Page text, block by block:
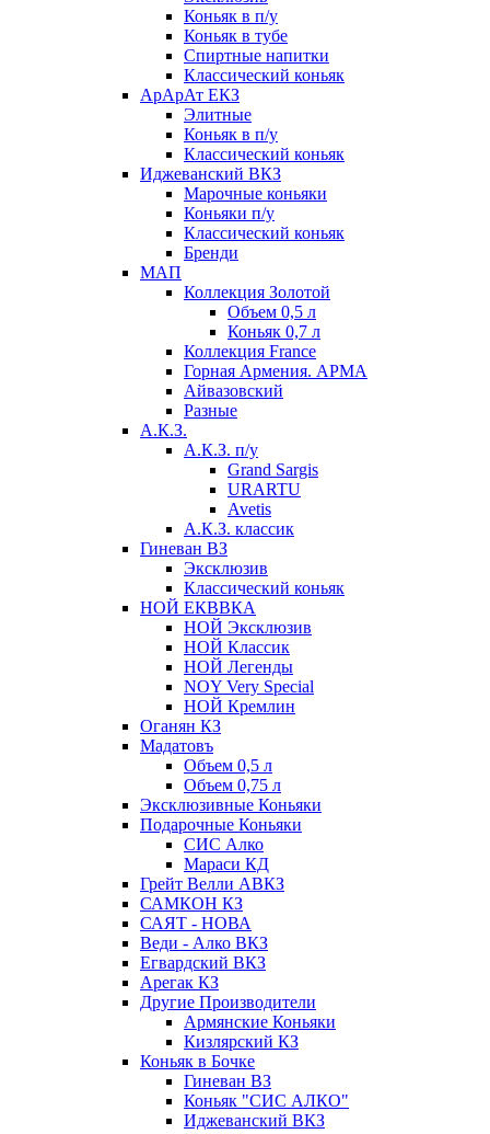
Коньяк в п/у
Коньяк в тубе
Спиртные напитки
Классический коньяк
АрАрАт ЕКЗ
Элитные
Коньяк в п/у
Классический коньяк
Иджеванский ВКЗ
Марочные коньяки
Коньяки п/у
Классический коньяк
Бренди
МАП
Коллекция Золотой
Объем 0,5 л
Коньяк 0,7 л
Коллекция France
Горная Армения. АРМА
Айвазовский
Разные
А.К.З.
А.К.З. п/у
Grand Sargis
URARTU
Avetis
А.К.З. классик
Гиневан ВЗ
Эксклюзив
Классический коньяк
НОЙ ЕКВВКА
НОЙ Эксклюзив
НОЙ Классик
НОЙ Легенды
NOY Very Speсial
НОЙ Кремлин
Оганян КЗ
Мадатовъ
Объем 0,5 л
Объем 0,75 л
Эксклюзивные Коньяки
Подарочные Коньяки
СИС Алко
Мараси КД
Грейт Велли АВКЗ
САМКОН КЗ
САЯТ - НОВА
Веди - Алко ВКЗ
Егвардский ВКЗ
Арегак КЗ
Другие Производители
Армянские Коньяки
Кизлярский КЗ
Коньяк в Бочке
Гиневан ВЗ
Коньяк "СИС АЛКО"
Иджеванский ВКЗ